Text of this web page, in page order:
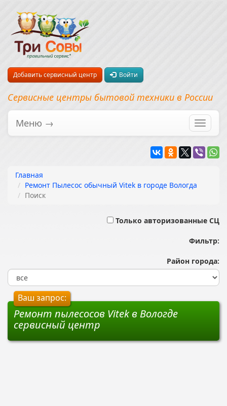
Добавить сервисный центр Войти
Сервисные центры бытовой техники в России
Меню →
Главная
Ремонт Пылесос обычный Vitek в городе Вологда
Поиск
Только авторизованные СЦ
Фильтр:
Район города:
Ваш запрос:
Ремонт пылесосов Vitek в Вологде
сервисный центр